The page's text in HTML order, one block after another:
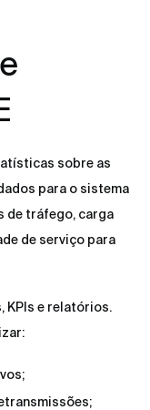
sobre as
para o sistema
de tráfego, carga
de serviço para
KPIs e relatórios.